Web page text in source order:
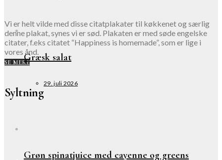
Vi er helt vilde med disse citatplakater til køkkenet og særlig
denne plakat, synes vi er sød. Plakaten er med søde engelske
citater, f.eks citatet “Happiness is homemade”, som er lige i
vores ånd.
SE MERE
Syltning
Græsk salat
29. juli 2026
Grøn spinatjuice med cayenne og greens